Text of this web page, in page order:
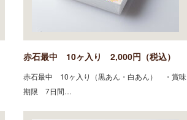
赤石最中 10ヶ入り 2,000円（税込）
赤石最中 10ヶ入り（黒あん・白あん） ・賞味
期限 7日間…